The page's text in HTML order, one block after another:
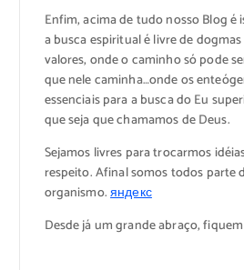
Enfim, acima de tudo nosso Blog é
a busca espiritual é livre de
valores, onde o caminho só pode
que nele caminha…onde os
essenciais para a busca do Eu
que seja que chamamos de Deus.
Sejamos livres para trocarmos
respeito. Afinal somos todos parte
organismo.яндекс
Desde já um grande abraço,